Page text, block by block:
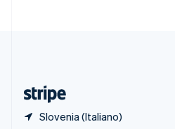
Slovenia (Italiano)